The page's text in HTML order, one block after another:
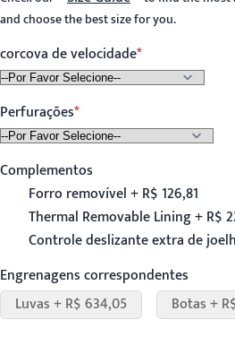
and choose the best size for you.
corcova de velocidade
Perfurações
Complementos
Forro removível + R$ 126,81
Thermal Removable Lining + R$
Controle deslizante extra de
Engrenagens correspondentes
Luvas + R$ 634,05
Botas +